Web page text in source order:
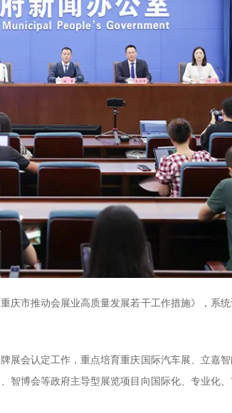
庆市推动会展业高质量发展若干工作措施》，系
会认定工作，重点培育重庆国际汽车展、立嘉智
智博会等政府主导型展览项目向国际化、专业化